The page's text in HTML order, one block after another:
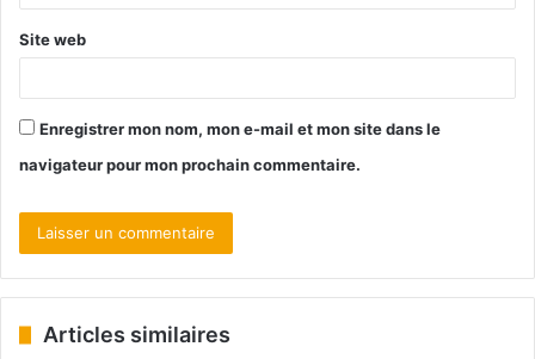
Site web
Enregistrer mon nom, mon e-mail et mon site dans le
navigateur pour mon prochain commentaire.
Articles similaires